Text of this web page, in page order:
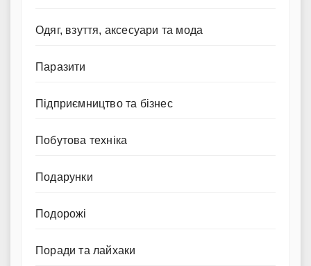
Одяг, взуття, аксесуари та мода
Паразити
Підприємництво та бізнес
Побутова техніка
Подарунки
Подорожі
Поради та лайхаки